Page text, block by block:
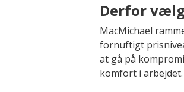
Derfor
MacMichael
fornuftigt
at gå på
komfort i arbejdet.